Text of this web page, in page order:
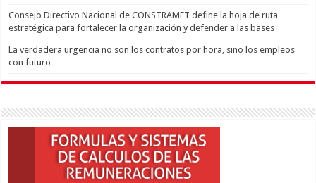
Consejo Directivo Nacional de CONSTRAMET define la hoja de ruta
estratégica para fortalecer la organización y defender a las bases
La verdadera urgencia no son los contratos por hora, sino los empleos
con futuro